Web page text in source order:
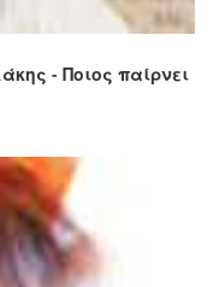
- Ποιος παίρνει